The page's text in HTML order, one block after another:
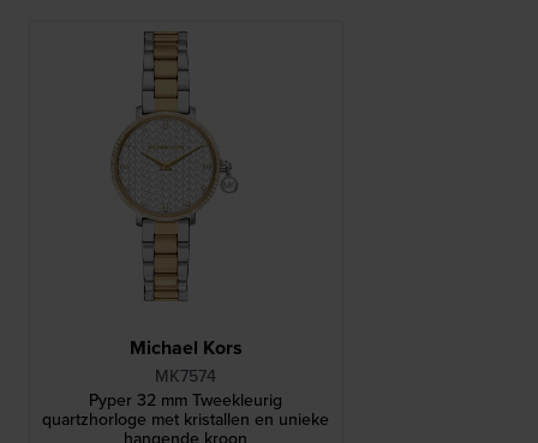
Michael Kors
MK7574
Pyper 32 mm Tweekleurig
quartzhorloge met kristallen en unieke